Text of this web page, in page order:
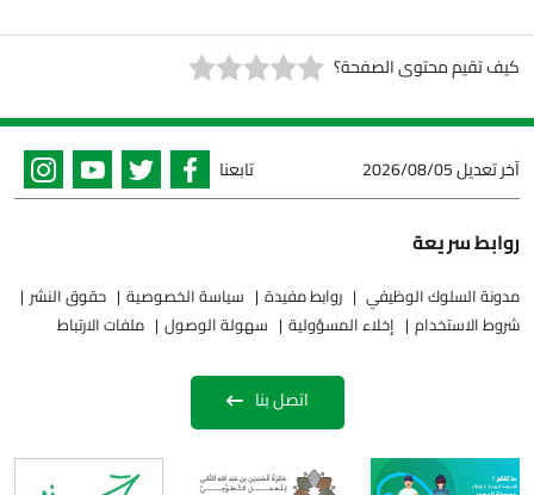
كيف تقيم محتوى الصفحة؟
آخر تعديل2026/08/05 تابعنا
روابط سريعة
مدونة السلوك الوظيفي روابط مفيدة سياسة الخصوصية
حقوق النشر
شروط الاستخدام
إخلاء المسؤولية سهولة الوصول ملفات الارتباط
اتصل بنا